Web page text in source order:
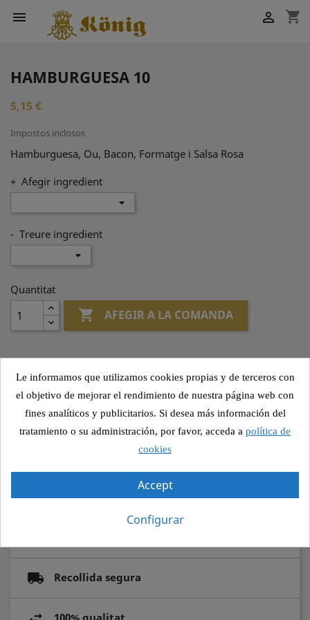
 shopping_cart

HAMBURGUESA 10
5,15 €
Impostos inclosos
Hamburguesa, Ou, Bacon, Formatge i Salsa Rosa
+ Afegir ingredient
- Treure ingredient
Quantitat
 AFEGIR A LA COMANDA
Altres canvis
Recollida segura
100% qualitat
Le informamos que utilizamos cookies propias y de terceros con
el objetivo de mejorar el rendimiento de nuestra página web con
fines analíticos y publicitarios. Si desea más información del
tratamiento o su administración, por favor, acceda a política de
cookies
Accept
Configurar